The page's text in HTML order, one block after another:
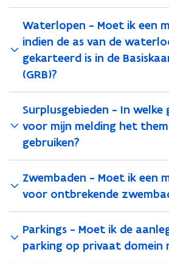
Waterlopen - Moet ik een
indien de as van de
gekarteerd is in de
(GRB)?
Surplusgebieden - In
voor mijn melding het
gebruiken?
Zwembaden - Moet ik een
voor ontbrekende
Parkings - Moet ik de
parking op privaat domein